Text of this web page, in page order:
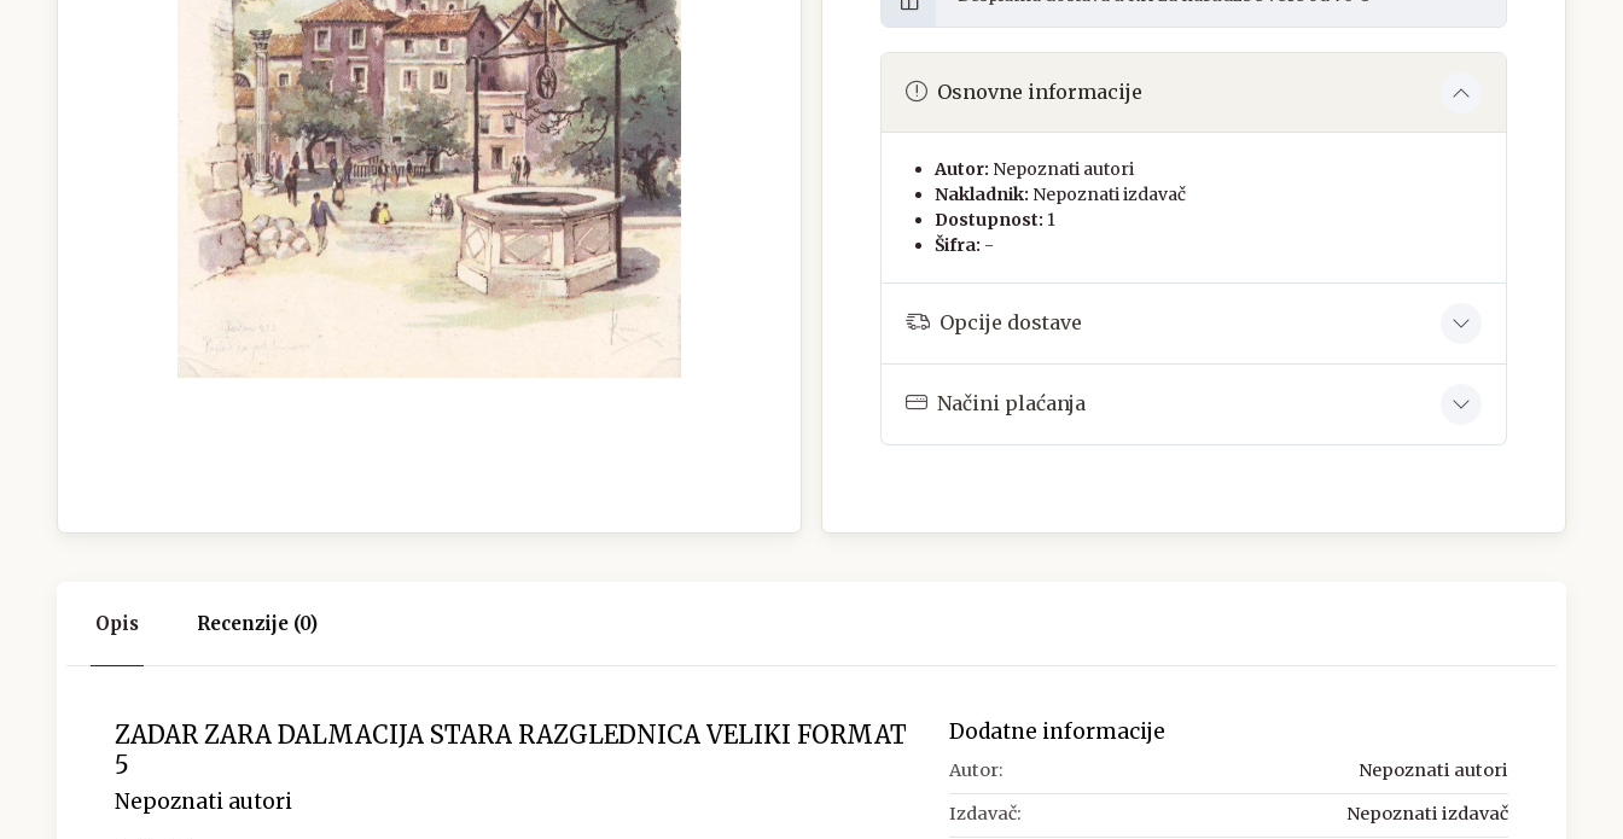
Osnovne informacije
Autor: Nepoznati autori
Nakladnik: Nepoznati izdavač
Dostupnost: 1
Šifra: -
Opcije dostave
Načini plaćanja
Opis Recenzije (0)
ZADAR ZARA DALMACIJA STARA RAZGLEDNICA VELIKI FORMAT
5
Nepoznati autori
Dodatne informacije
Autor: Nepoznati autori
Izdavač: Nepoznati izdavač